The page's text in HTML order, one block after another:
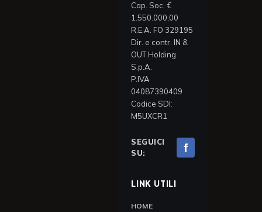
Cap. Soc. €
1.550.000,00
R.E.A. FO 329195
Dir. e contr. IN &
OUT Holding
S.p.A.
P.IVA
04087390409
Codice SDI:
M5UXCR1
SEGUICI
SU:
f
LINK UTILI
HOME